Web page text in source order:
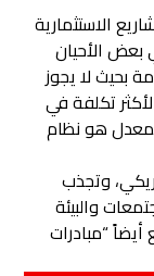
الاستثمارية
بعض الأحيان
بحيث لا يجوز
تكلفة في
هو نظام
وتجذب
والبيئة
“مبادرات